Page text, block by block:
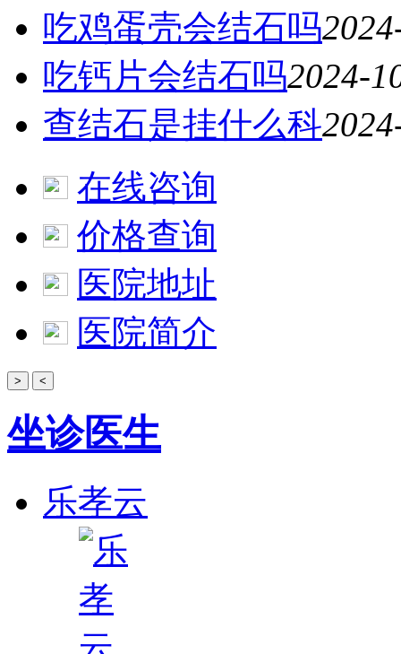
吃鸡蛋壳会结石吗
吃钙片会结石吗2024-
查结石是挂什么科
在线咨询
价格查询
医院地址
医院简介
> <
坐诊医生
乐孝云